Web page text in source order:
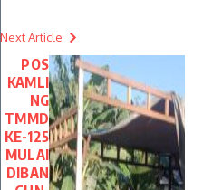
Next Article
POS
KAMLI
NG
TMMD
KE-125
MULAI
DIBAN